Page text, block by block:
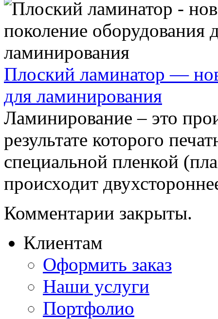
Плоский ламинатор —
для ламинирования
Ламинирование – это
результате которого
специальной пленкой
происходит
Комментарии закрыты.
Клиентам
Оформить заказ
Наши услуги
Портфолио